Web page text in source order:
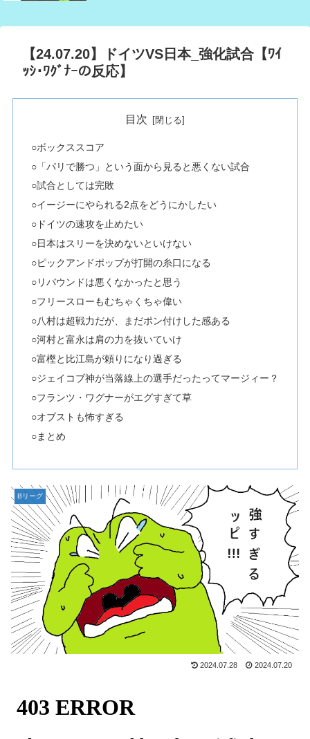
【24.07.20】ドイツVS日本_強化試合【ﾜｲ
ｯｼ･ﾜｸﾞﾅｰの反応】
目次
○ボックススコア
○「パリで勝つ」という面から見ると悪くない試合
○試合としては完敗
○イージーにやられる2点をどうにかしたい
○ドイツの速攻を止めたい
○日本はスリーを決めないといけない
○ピックアンドポップが打開の糸口になる
○リバウンドは悪くなかったと思う
○フリースローもむちゃくちゃ偉い
○八村は超戦力だが、まだポン付けした感ある
○河村と富永は肩の力を抜いていけ
○富樫と比江島が頼りになり過ぎる
○ジェイコブ神が当落線上の選手だったってマージィー？
○フランツ・ワグナーがエグすぎて草
○オブストも怖すぎる
○まとめ
Bリーグ
2024.07.28 2024.07.20